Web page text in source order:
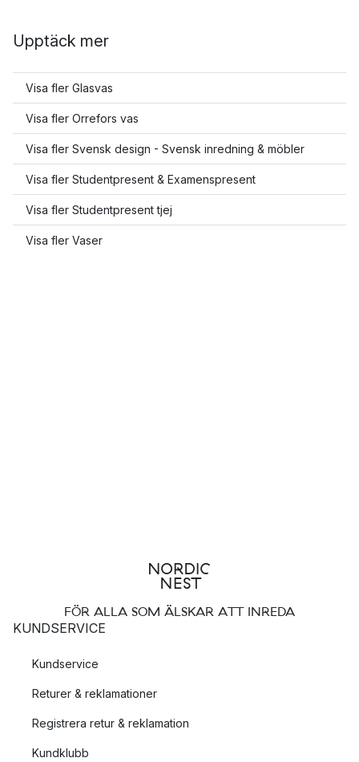
Upptäck mer
Visa fler Glasvas
Visa fler Orrefors vas
Visa fler Svensk design - Svensk inredning & möbler
Visa fler Studentpresent & Examenspresent
Visa fler Studentpresent tjej
Visa fler Vaser
FÖR ALLA SOM ÄLSKAR ATT INREDA
KUNDSERVICE
Kundservice
Returer & reklamationer
Registrera retur & reklamation
Kundklubb